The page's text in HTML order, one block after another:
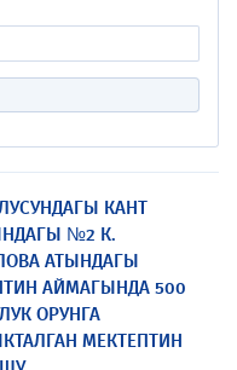
КАНТ
№2 К.
АТЫНДАГЫ
АЙМАГЫНДА 500
ОРУНГА
МЕКТЕПТИН